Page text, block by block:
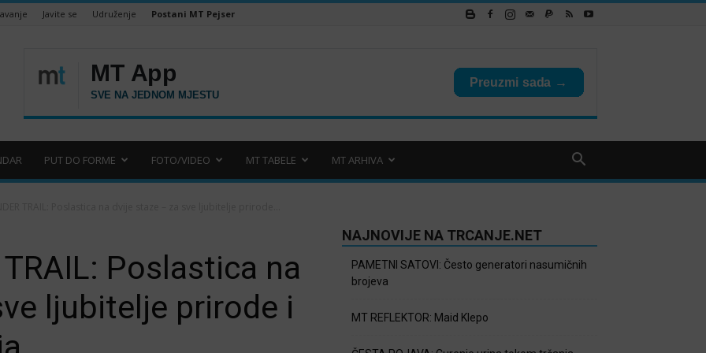
Javite se Udruženje Postani MT Pejser
PUT DO FORME FOTO/VIDEO MT TABELE MT ARHIVA
Poslastica na
ljubitelje prirode i
NAJNOVIJE NA TRCANJE.NET
PAMETNI SATOVI: Često generatori nasumičnih
brojeva
MT REFLEKTOR: Maid Klepo